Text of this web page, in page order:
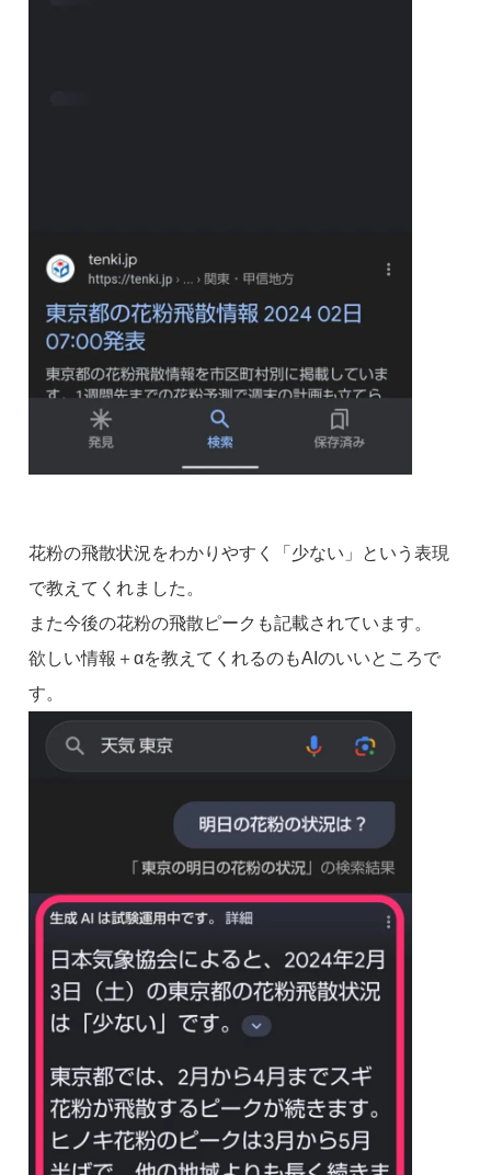
花粉の飛散状況をわかりやすく「少ない」という表現
で教えてくれました。
また今後の花粉の飛散ピークも記載されています。
欲しい情報＋αを教えてくれるのもAIのいいところで
す。